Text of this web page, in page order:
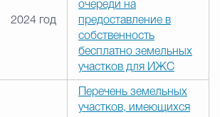
Государственные организации
Открытые
2024 год
очереди на
предоставление в
собственность
бесплатно земельных
участков для ИЖС
Перечень земельных
участков, имеющихся